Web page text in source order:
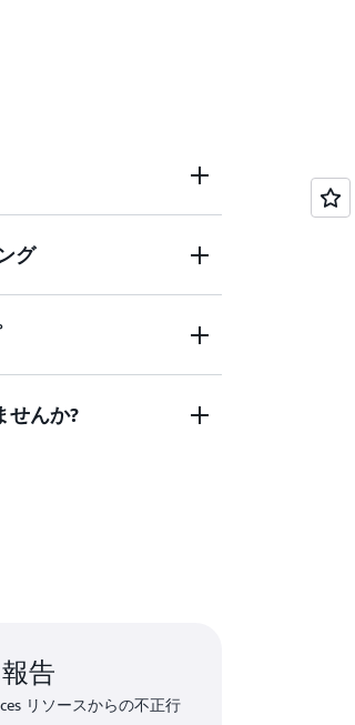
サポートが必要です
グ
でしたか? または、
デバイス
せんか?
告
リソースからの不正行